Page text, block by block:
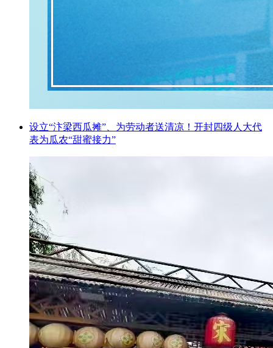
设立“汴梁西瓜摊”、为劳动者送清凉！开封四级人大代
表为瓜农“甜蜜接力”